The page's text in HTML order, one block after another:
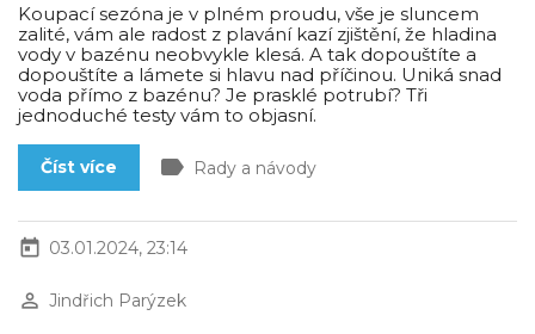
Koupací sezóna je v plném proudu, vše je sluncem
zalité, vám ale radost z plavání kazí zjištění, že hladina
vody v bazénu neobvykle klesá. A tak dopouštíte a
dopouštíte a lámete si hlavu nad příčinou. Uniká snad
voda přímo z bazénu? Je prasklé potrubí? Tři
jednoduché testy vám to objasní.
Číst více label Rady a návody
today 03.01.2024, 23:14
perm_identity Jindřich Parýzek